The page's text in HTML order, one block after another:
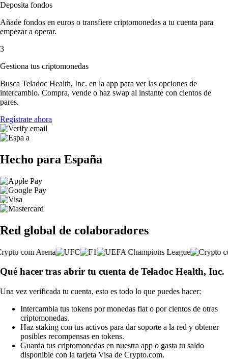
Deposita fondos
Añade fondos en euros o transfiere criptomonedas a tu cuenta para
empezar a operar.
3
Gestiona tus criptomonedas
Busca Teladoc Health, Inc. en la app para ver las opciones de
intercambio. Compra, vende o haz swap al instante con cientos de
pares.
Regístrate ahora
Hecho para España
Red global de colaboradores
Qué hacer tras abrir tu cuenta de Teladoc Health, Inc.
Una vez verificada tu cuenta, esto es todo lo que puedes hacer:
Intercambia tus tokens por monedas fiat o por cientos de otras
criptomonedas.
Haz staking con tus activos para dar soporte a la red y obtener
posibles recompensas en tokens.
Guarda tus criptomonedas en nuestra app o gasta tu saldo
disponible con la tarjeta Visa de Crypto.com.